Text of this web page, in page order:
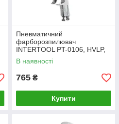
Пневматичний
фарборозпилювач
INTERTOOL PT-0106, HVLP,
форсунка 1.3 мм, верхній
пластиковий бачок 600мл,
В наявності
765 ₴
Купити